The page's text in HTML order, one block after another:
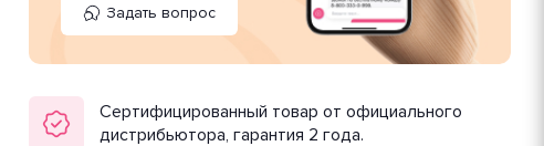
Задать вопрос
Сертифицированный товар от официального
дистрибьютора, гарантия 2 года.